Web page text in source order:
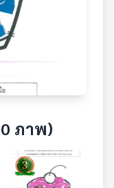
ภาพ)